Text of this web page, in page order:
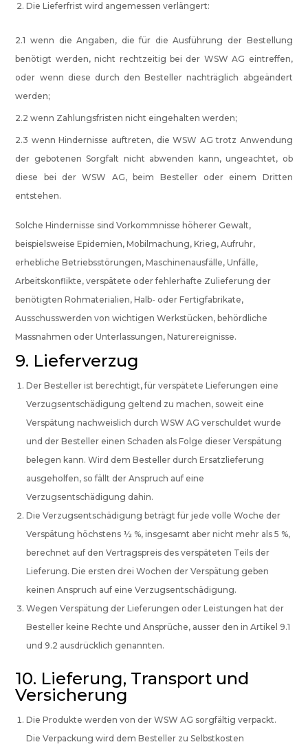
Die Lieferfrist wird angemessen verlängert:
2.1 wenn die Angaben, die für die Ausführung der Bestellung
benötigt werden, nicht rechtzeitig bei der WSW AG eintreffen,
oder wenn diese durch den Besteller nachträglich abgeändert
werden;
2.2 wenn Zahlungsfristen nicht eingehalten werden;
2.3 wenn Hindernisse auftreten, die WSW AG trotz Anwendung
der gebotenen Sorgfalt nicht abwenden kann, ungeachtet, ob
diese bei der WSW AG, beim Besteller oder einem Dritten
entstehen.
Solche Hindernisse sind Vorkommnisse höherer Gewalt,
beispielsweise Epidemien, Mobilmachung, Krieg, Aufruhr,
erhebliche Betriebsstörungen, Maschinenausfälle, Unfälle,
Arbeitskonflikte, verspätete oder fehlerhafte Zulieferung der
benötigten Rohmaterialien, Halb- oder Fertigfabrikate,
Ausschusswerden von wichtigen Werkstücken, behördliche
Massnahmen oder Unterlassungen, Naturereignisse.
9. Lieferverzug
Der Besteller ist berechtigt, für verspätete Lieferungen eine
Verzugsentschädigung geltend zu machen, soweit eine
Verspätung nachweislich durch WSW AG verschuldet wurde
und der Besteller einen Schaden als Folge dieser Verspätung
belegen kann. Wird dem Besteller durch Ersatzlieferung
ausgeholfen, so fällt der Anspruch auf eine
Verzugsentschädigung dahin.
Die Verzugsentschädigung beträgt für jede volle Woche der
Verspätung höchstens ½ %, insgesamt aber nicht mehr als 5 %,
berechnet auf den Vertragspreis des verspäteten Teils der
Lieferung. Die ersten drei Wochen der Verspätung geben
keinen Anspruch auf eine Verzugsentschädigung.
Wegen Verspätung der Lieferungen oder Leistungen hat der
Besteller keine Rechte und Ansprüche, ausser den in Artikel 9.1
und 9.2 ausdrücklich genannten.
10. Lieferung, Transport und
Versicherung
Die Produkte werden von der WSW AG sorgfältig verpackt.
Die Verpackung wird dem Besteller zu Selbstkosten